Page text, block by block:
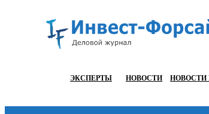
ЭКСПЕРТЫ НОВОСТИ НОВОСТИ